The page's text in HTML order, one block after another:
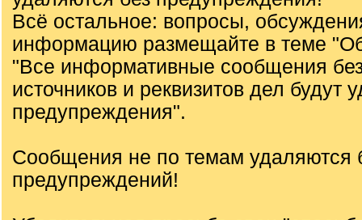
Всё остальное: вопросы,
информацию размещайте в теме
"Все информативные сообщения
источников и реквизитов дел будут
предупреждения".
Сообщения не по темам удаляются
предупреждений!